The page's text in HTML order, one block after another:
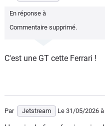
En réponse à
Commentaire supprimé.
C'est une GT cette Ferrari !
Par Jetstream Le 31/05/2026